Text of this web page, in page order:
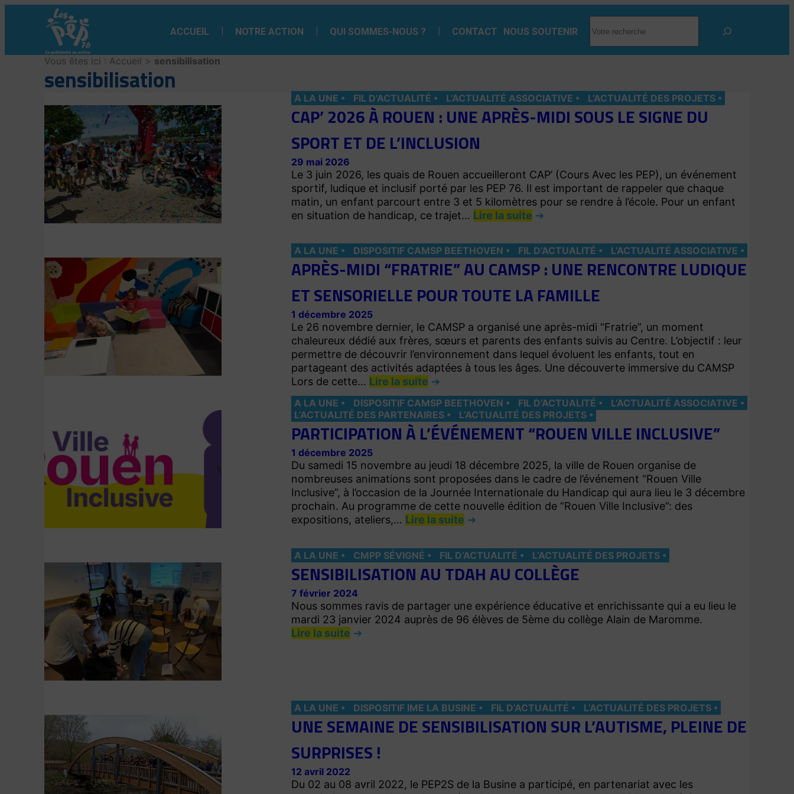
ACCUEIL NOTRE ACTION QUI SOMMES-NOUS ? CONTACT NOUS SOUTENIR
Vous êtes ici : Accueil > sensibilisation
sensibilisation
A LA UNE FIL D’ACTUALITÉ L’ACTUALITÉ ASSOCIATIVE L’ACTUALITÉ DES PROJETS
CAP’ 2026 À ROUEN : UNE APRÈS-MIDI SOUS LE SIGNE DU
SPORT ET DE L’INCLUSION
29 mai 2026
Le 3 juin 2026, les quais de Rouen accueilleront CAP’ (Cours Avec les PEP), un événement
sportif, ludique et inclusif porté par les PEP 76. Il est important de rappeler que chaque
matin, un enfant parcourt entre 3 et 5 kilomètres pour se rendre à l’école. Pour un enfant
en situation de handicap, ce trajet… Lire la suite
A LA UNE DISPOSITIF CAMSP BEETHOVEN FIL D’ACTUALITÉ L’ACTUALITÉ ASSOCIATIVE
APRÈS-MIDI “FRATRIE” AU CAMSP : UNE RENCONTRE LUDIQUE
ET SENSORIELLE POUR TOUTE LA FAMILLE
1 décembre 2025
Le 26 novembre dernier, le CAMSP a organisé une après-midi “Fratrie”, un moment
chaleureux dédié aux frères, sœurs et parents des enfants suivis au Centre. L’objectif : leur
permettre de découvrir l’environnement dans lequel évoluent les enfants, tout en
partageant des activités adaptées à tous les âges. Une découverte immersive du CAMSP
Lors de cette… Lire la suite
A LA UNE DISPOSITIF CAMSP BEETHOVEN FIL D’ACTUALITÉ
L’ACTUALITÉ ASSOCIATIVE
L’ACTUALITÉ DES PARTENAIRES
L’ACTUALITÉ DES PROJETS
PARTICIPATION À L’ÉVÉNEMENT “ROUEN VILLE INCLUSIVE”
1 décembre 2025
Du samedi 15 novembre au jeudi 18 décembre 2025, la ville de Rouen organise de
nombreuses animations sont proposées dans le cadre de l’événement “Rouen Ville
Inclusive”, à l’occasion de la Journée Internationale du Handicap qui aura lieu le 3 décembre
prochain. Au programme de cette nouvelle édition de “Rouen Ville Inclusive”: des
expositions, ateliers,… Lire la suite
A LA UNE CMPP SÉVIGNÉ FIL D’ACTUALITÉ L’ACTUALITÉ DES PROJETS
SENSIBILISATION AU TDAH AU COLLÈGE
7 février 2024
Nous sommes ravis de partager une expérience éducative et enrichissante qui a eu lieu le
mardi 23 janvier 2024 auprès de 96 élèves de 5ème du collège Alain de Maromme.
Lire la suite
A LA UNE DISPOSITIF IME LA BUSINE FIL D’ACTUALITÉ L’ACTUALITÉ DES PROJETS
UNE SEMAINE DE SENSIBILISATION SUR L’AUTISME, PLEINE DE
SURPRISES !
12 avril 2022
Du 02 au 08 avril 2022, le PEP2S de la Busine a participé, en partenariat avec les